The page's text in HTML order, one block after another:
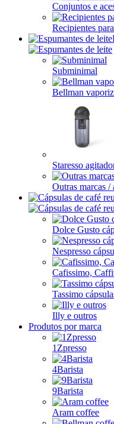
Conjuntos e
Recipientes
Subminimal
Bellman
Staresso
Outras marcas /
Dolce Gusto
Nespresso
Cafissimo,
Tassimo
Illy e outros
Produtos por marca
1Zpresso
4Barista
9Barista
Aram coffee